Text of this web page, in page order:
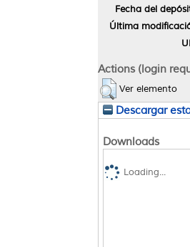
Fecha del
Última
Actions (login
Ver elemento
Descargar
Downloads
Loading...